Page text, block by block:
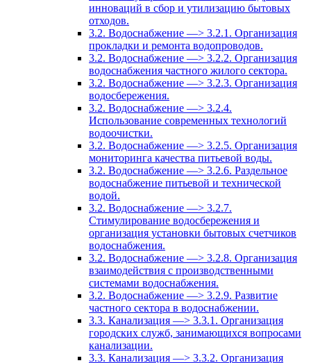
инноваций в сбор и утилизацию бытовых
отходов.
3.2. Водоснабжение —> 3.2.1. Организация
прокладки и ремонта водопроводов.
3.2. Водоснабжение —> 3.2.2. Организация
водоснабжения частного жилого сектора.
3.2. Водоснабжение —> 3.2.3. Организация
водосбережения.
3.2. Водоснабжение —> 3.2.4.
Использование современных технологий
водоочистки.
3.2. Водоснабжение —> 3.2.5. Организация
мониторинга качества питьевой воды.
3.2. Водоснабжение —> 3.2.6. Раздельное
водоснабжение питьевой и технической
водой.
3.2. Водоснабжение —> 3.2.7.
Стимулирование водосбережения и
организация установки бытовых счетчиков
водоснабжения.
3.2. Водоснабжение —> 3.2.8. Организация
взаимодействия с производственными
системами водоснабжения.
3.2. Водоснабжение —> 3.2.9. Развитие
частного сектора в водоснабжении.
3.3. Канализация —> 3.3.1. Организация
городских служб, занимающихся вопросами
канализации.
3.3. Канализация —> 3.3.2. Организация